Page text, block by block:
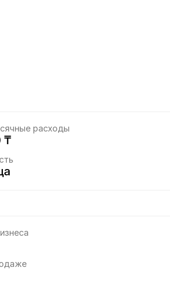
расходы
₸